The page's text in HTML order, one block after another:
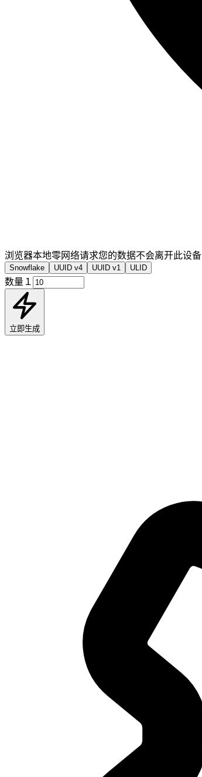
浏览器本地 · 零网络请求 · 您的数据不会离开此设备
Snowflake UUID v4 UUID v1 ULID
数量 (１ – 100,000)
立即生成